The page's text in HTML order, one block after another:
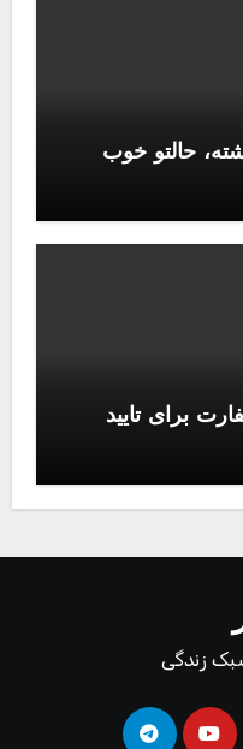
حالتو خوب
برای تایید
زندگی